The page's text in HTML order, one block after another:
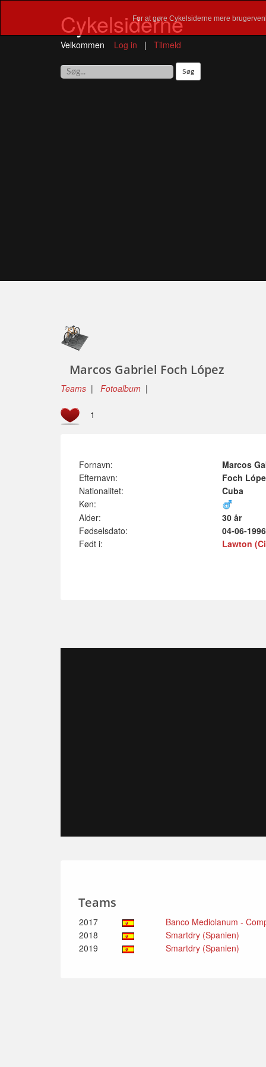
For at gøre Cykelsiderne mere
Cykelsiderne
Velkommen Log in | Tilmeld
Marcos Gabriel Foch López
Teams | Fotoalbum |
1
Fornavn:
Marcos
Efternavn:
Foch
Nationalitet:
Cuba
Køn:
Alder:
30 år
Fødselsdato:
04-06-1996
Født i:
Lawton
Teams
2017
Banco Mediolanum -
2018
Smartdry (Spanien)
2019
Smartdry (Spanien)